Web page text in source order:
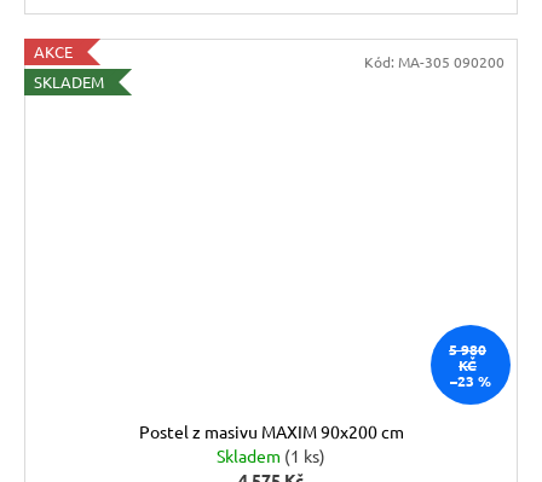
AKCE
SKLADEM
5 980
KČ
–23 %
Postel z masivu MAXIM 90x200 cm
Skladem (1 ks)
Kód: MA-305 090200